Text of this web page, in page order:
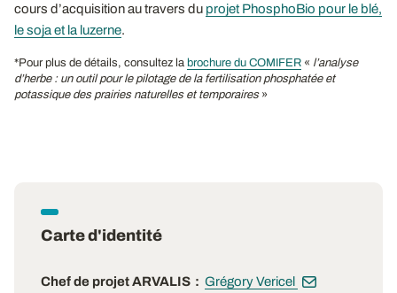
cours d’acquisition au travers du projet PhosphoBio pour le blé,
le soja et la luzerne.
*Pour plus de détails, consultez la brochure du COMIFER « l’analyse
d’herbe : un outil pour le pilotage de la fertilisation phosphatée et
potassique des prairies naturelles et temporaires»
Carte d'identité
Chef de projet ARVALIS
Grégory Vericel